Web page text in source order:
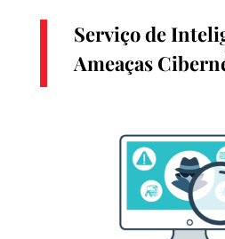
Serviço de
Ameaças